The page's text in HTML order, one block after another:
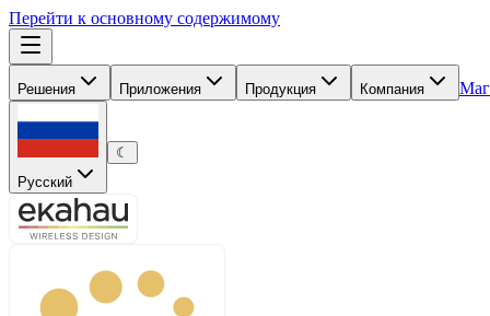
Перейти к основному содержимому
Решения Приложения Продукция Компания
Русский
☾